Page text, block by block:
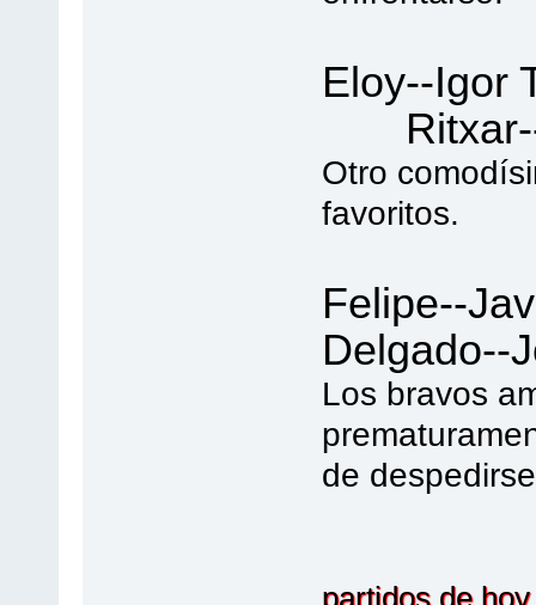
Otro
favoritos.
Los bravos
de
partidos de